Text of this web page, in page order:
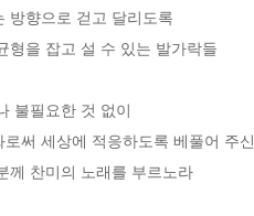
방향으로 걷고 달리도록
형을 잡고 설 수 있는 발가락들
불필요한 것 없이
로써 세상에 적응하도록 베풀어 주신
께 찬미의 노래를 부르노라